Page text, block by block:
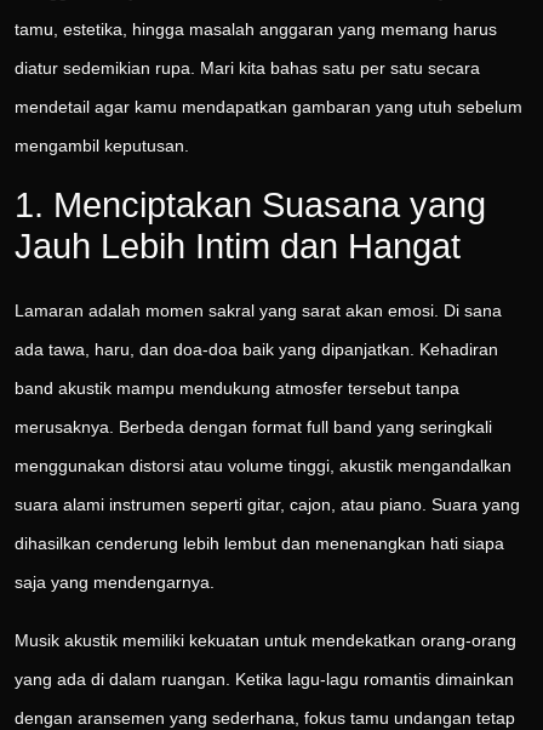
tamu, estetika, hingga masalah anggaran yang memang harus
diatur sedemikian rupa. Mari kita bahas satu per satu secara
mendetail agar kamu mendapatkan gambaran yang utuh sebelum
mengambil keputusan.
1. Menciptakan Suasana yang
Jauh Lebih Intim dan Hangat
Lamaran adalah momen sakral yang sarat akan emosi. Di sana
ada tawa, haru, dan doa-doa baik yang dipanjatkan. Kehadiran
band akustik mampu mendukung atmosfer tersebut tanpa
merusaknya. Berbeda dengan format full band yang seringkali
menggunakan distorsi atau volume tinggi, akustik mengandalkan
suara alami instrumen seperti gitar, cajon, atau piano. Suara yang
dihasilkan cenderung lebih lembut dan menenangkan hati siapa
saja yang mendengarnya.
Musik akustik memiliki kekuatan untuk mendekatkan orang-orang
yang ada di dalam ruangan. Ketika lagu-lagu romantis dimainkan
dengan aransemen yang sederhana, fokus tamu undangan tetap